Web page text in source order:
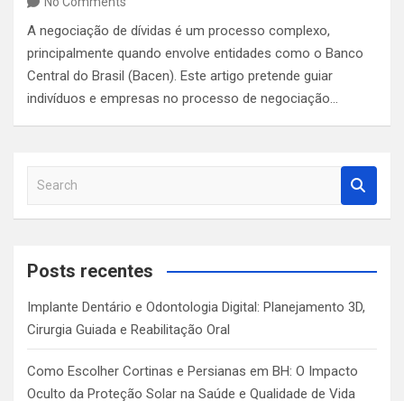
A negociação de dívidas é um processo complexo,
principalmente quando envolve entidades como o Banco
Central do Brasil (Bacen). Este artigo pretende guiar
indivíduos e empresas no processo de negociação…
a
c
Posts recentes
Implante Dentário e Odontologia Digital: Planejamento 3D,
Cirurgia Guiada e Reabilitação Oral
Como Escolher Cortinas e Persianas em BH: O Impacto
Oculto da Proteção Solar na Saúde e Qualidade de Vida